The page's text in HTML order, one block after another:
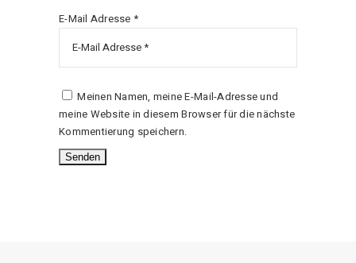
E-Mail Adresse *
Meinen Namen, meine E-Mail-Adresse und
meine Website in diesem Browser für die nächste
Kommentierung speichern.